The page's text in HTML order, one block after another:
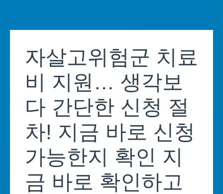
content자살고위험군 치료
비 지원… 생각보
다 간단한 신청 절
차! 지금 바로 신청
가능한지 확인 지
금 바로 확인하고